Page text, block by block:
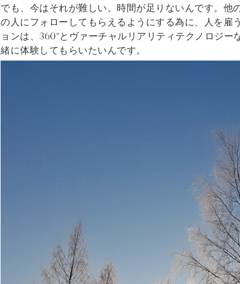
でも、今はそれが難しい。時間が足りないんです。他
の人にフォローしてもらえるようにする為に、人を
ョンは、360°とヴァーチャルリアリティテクノロジ
緒に体験してもらいたいんです。